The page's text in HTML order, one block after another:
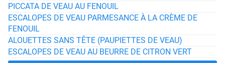
PICCATA DE VEAU AU FENOUIL
ESCALOPES DE VEAU PARMESANCE À LA CRÈME DE
FENOUIL
ALOUETTES SANS TÊTE (PAUPIETTES DE VEAU)
ESCALOPES DE VEAU AU BEURRE DE CITRON VERT